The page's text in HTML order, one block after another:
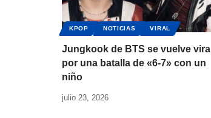
KPOP NOTICIAS VIRAL
Jungkook de BTS se vuelve viral
por una batalla de «6-7» con un
niño
julio 23, 2026